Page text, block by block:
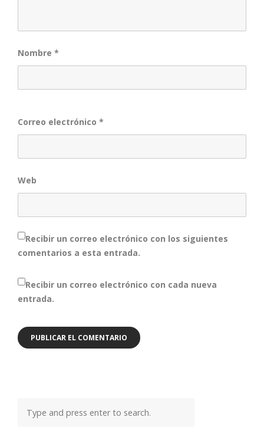
Nombre *
Correo electrónico *
Web
Recibir un correo electrónico con los siguientes
comentarios a esta entrada.
Recibir un correo electrónico con cada nueva
entrada.